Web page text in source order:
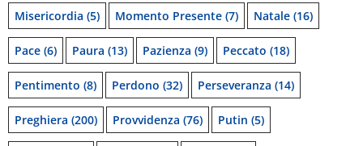
Misericordia (5) Momento Presente (7) Natale (16)
Pace (6) Paura (13) Pazienza (9) Peccato (18)
Pentimento (8) Perdono (32) Perseveranza (14)
Preghiera (200) Provvidenza (76) Putin (5)